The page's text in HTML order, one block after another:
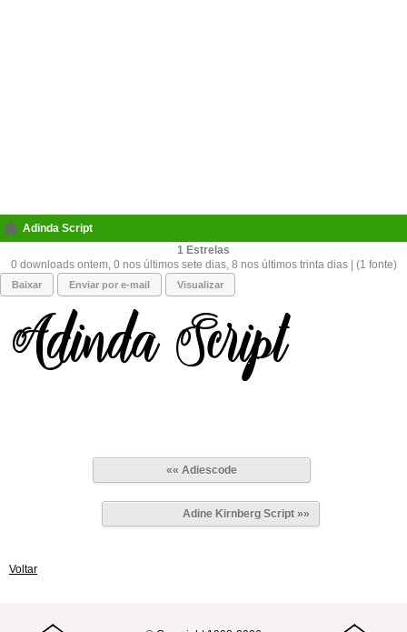
Adinda Script
1
0 downloads ontem, 0 nos últimos sete dias, 8 nos últimos trinta dias | (1 fonte)
Baixar Enviar por e-mail Visualizar
«« Adiescode
Adine Kirnberg Script »»
Voltar